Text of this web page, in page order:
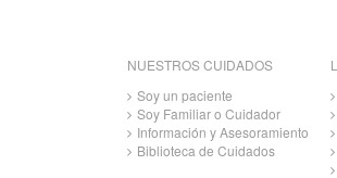
NUESTROS CUIDADOS
Soy un paciente
Soy Familiar o Cuidador
Información y Asesoramiento
Biblioteca de Cuidados